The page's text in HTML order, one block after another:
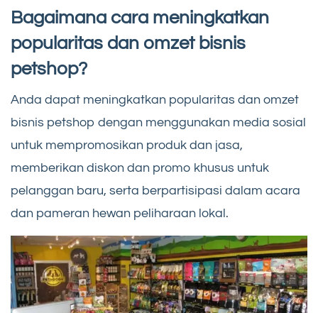
Bagaimana cara meningkatkan
popularitas dan omzet bisnis
petshop?
Anda dapat meningkatkan popularitas dan omzet
bisnis petshop dengan menggunakan media sosial
untuk mempromosikan produk dan jasa,
memberikan diskon dan promo khusus untuk
pelanggan baru, serta berpartisipasi dalam acara
dan pameran hewan peliharaan lokal.